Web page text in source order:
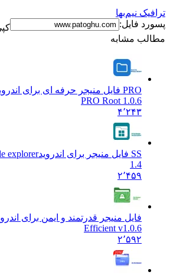
ترافیک نیم‌بها
پسورد فایل:
مطالب مشابه
PRO فایل منیجر حرفه ای برای اندروید
PRO Root 1.0.6
۴٬۲۴۳
SS فایل منیجر برای اندروید
explorer
1.4
۲٬۴۵۹
فایل منیجر قدرتمند و ایمن برای
Efficient v1.0.6
۲٬۵۹۲